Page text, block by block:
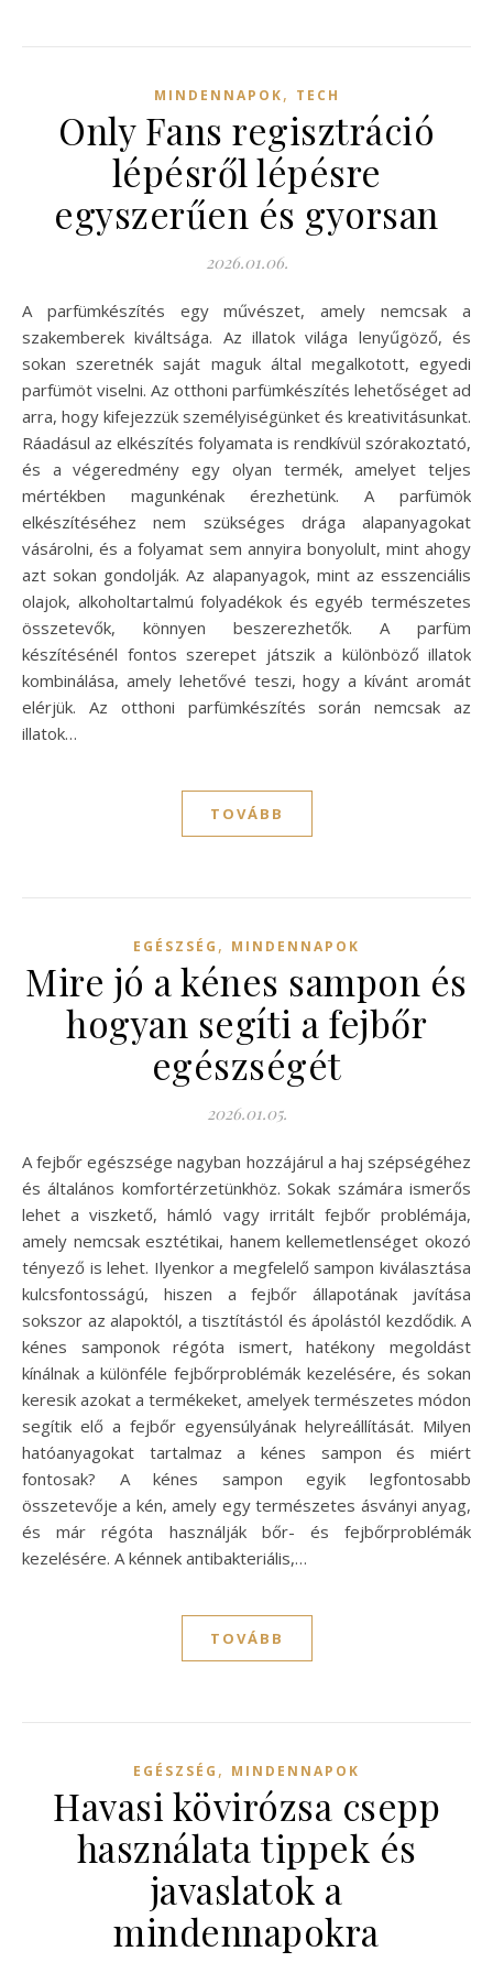
MINDENNAPOK, TECH
Only Fans regisztráció
lépésről lépésre
egyszerűen és gyorsan
2026.01.06.
A parfümkészítés egy művészet, amely nemcsak a
szakemberek kiváltsága. Az illatok világa lenyűgöző, és
sokan szeretnék saját maguk által megalkotott, egyedi
parfümöt viselni. Az otthoni parfümkészítés lehetőséget ad
arra, hogy kifejezzük személyiségünket és kreativitásunkat.
Ráadásul az elkészítés folyamata is rendkívül szórakoztató,
és a végeredmény egy olyan termék, amelyet teljes
mértékben magunkénak érezhetünk. A parfümök
elkészítéséhez nem szükséges drága alapanyagokat
vásárolni, és a folyamat sem annyira bonyolult, mint ahogy
azt sokan gondolják. Az alapanyagok, mint az esszenciális
olajok, alkoholtartalmú folyadékok és egyéb természetes
összetevők, könnyen beszerezhetők. A parfüm
készítésénél fontos szerepet játszik a különböző illatok
kombinálása, amely lehetővé teszi, hogy a kívánt aromát
elérjük. Az otthoni parfümkészítés során nemcsak az
illatok…
TOVÁBB
EGÉSZSÉG , MINDENNAPOK
Mire jó a kénes sampon és
hogyan segíti a fejbőr
egészségét
2026.01.05.
A fejbőr egészsége nagyban hozzájárul a haj szépségéhez
és általános komfortérzetünkhöz. Sokak számára ismerős
lehet a viszkető, hámló vagy irritált fejbőr problémája,
amely nemcsak esztétikai, hanem kellemetlenséget okozó
tényező is lehet. Ilyenkor a megfelelő sampon kiválasztása
kulcsfontosságú, hiszen a fejbőr állapotának javítása
sokszor az alapoktól, a tisztítástól és ápolástól kezdődik. A
kénes samponok régóta ismert, hatékony megoldást
kínálnak a különféle fejbőrproblémák kezelésére, és sokan
keresik azokat a termékeket, amelyek természetes módon
segítik elő a fejbőr egyensúlyának helyreállítását. Milyen
hatóanyagokat tartalmaz a kénes sampon és miért
fontosak? A kénes sampon egyik legfontosabb
összetevője a kén, amely egy természetes ásványi anyag,
és már régóta használják bőr- és fejbőrproblémák
kezelésére. A kénnek antibakteriális,…
TOVÁBB
EGÉSZSÉG , MINDENNAPOK
Havasi kövirózsa csepp
használata tippek és
javaslatok a
mindennapokra